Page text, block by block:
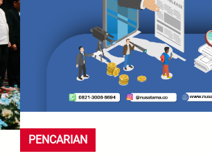
PENCARIAN